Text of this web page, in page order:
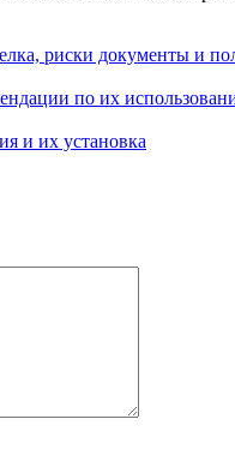
риски документы и
по их
и их установка